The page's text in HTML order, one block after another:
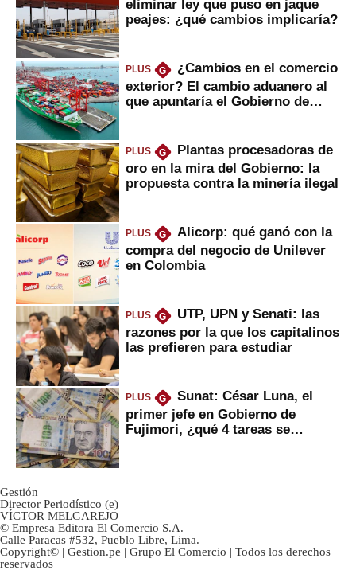
eliminar ley que puso en jaque
peajes: ¿qué cambios implicaría?
PLUS G
¿Cambios en el comercio
exterior? El cambio aduanero al
que apuntaría el Gobierno de
PLUS G
Plantas procesadoras de
oro en la mira del Gobierno: la
propuesta contra la minería ilegal
PLUS G
Alicorp: qué ganó con la
compra del negocio de Unilever
en Colombia
PLUS G
UTP, UPN y Senati: las
razones por la que los capitalinos
las prefieren para estudiar
PLUS G
Sunat: César Luna, el
primer jefe en Gobierno de
Fujimori, ¿qué 4 tareas se
Gestión
Director Periodístico (e)
VÍCTOR MELGAREJO
© Empresa Editora El Comercio S.A.
Calle Paracas #532, Pueblo Libre, Lima.
Copyright© | Gestion.pe | Grupo El Comercio | Todos los derechos
reservados